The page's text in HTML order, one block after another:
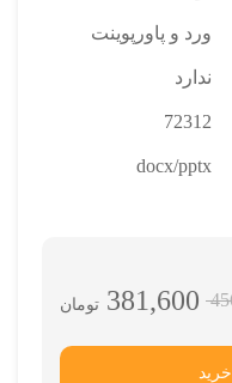
ورد و پاورپوینت
ندارد
72312
docx/pptx
تومان 381,600